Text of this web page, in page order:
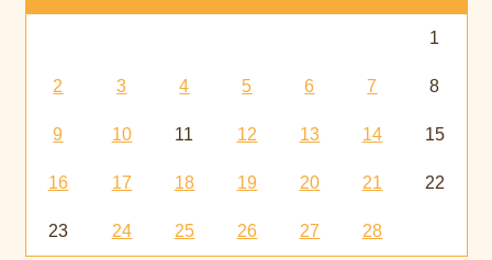
1
2 3 4 5 6 7 8
9 10 11 12 13 14 15
16 17 18 19 20 21 22
23 24 25 26 27 28